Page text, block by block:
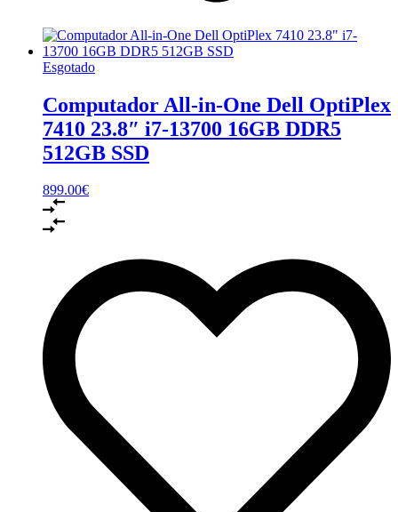
Esgotado
Computador All-in-One Dell OptiPlex
7410 23.8″ i7-13700 16GB DDR5
512GB SSD
899.00€